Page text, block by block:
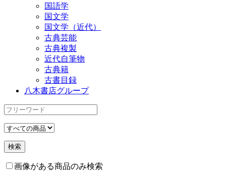
国語学
国文学
国文学（近代）
古典芸能
古典複製
近代自筆物
古典籍
古書目録
八木書店グループ
画像がある商品のみ検索